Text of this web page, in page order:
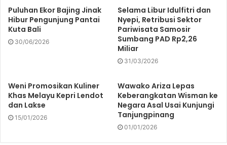
Puluhan Ekor Bajing Jinak
Hibur Pengunjung Pantai
Kuta Bali
30/06/2026
Selama Libur Idulfitri dan
Nyepi, Retribusi Sektor
Pariwisata Samosir
Sumbang PAD Rp2,26
Miliar
31/03/2026
Weni Promosikan Kuliner
Khas Melayu Kepri Lendot
dan Lakse
15/01/2026
Wawako Ariza Lepas
Keberangkatan Wisman ke
Negara Asal Usai Kunjungi
Tanjungpinang
01/01/2026